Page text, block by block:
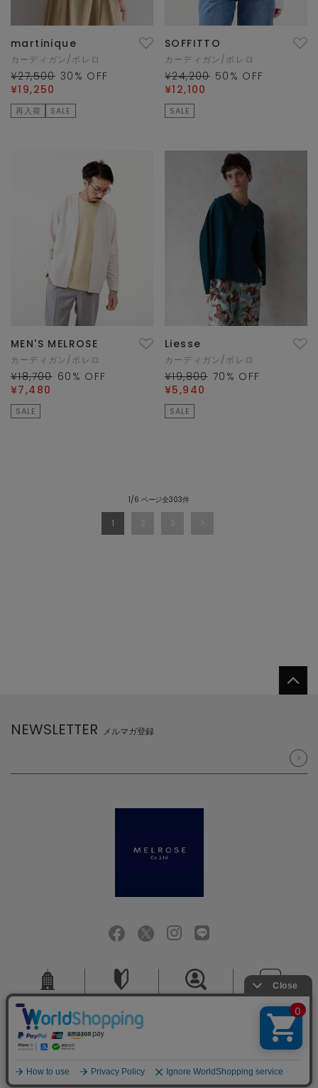
martinique
カーディガン/ボレロ
¥27,500 30 % OFF
¥19,250
再入荷 SALE
SOFFITTO
カーディガン/ボレロ
¥24,200 50 % OFF
¥12,100
SALE
MEN'S MELROSE
カーディガン/ボレロ
¥18,700 60 % OFF
¥7,480
SALE
Liesse
カーディガン/ボレロ
¥19,800 70 % OFF
¥5,940
SALE
1/6 ページ全303件
1 2 3
NEWSLETTER メルマガ登録
会社概要 お問い合せ
ご利用規約 特定商取引法に基づく表記
COPYRIGHT (C) MELROSE CO.,LTD.ALL RIGHTS RESERVED.